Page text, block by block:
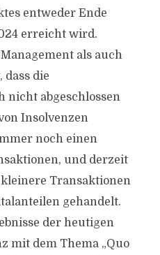
entweder Ende
erreicht wird.
als auch
dass die
nicht abgeschlossen
Insolvenzen
noch einen
und derzeit
Transaktionen
gehandelt.
der heutigen
mit dem Thema „Quo